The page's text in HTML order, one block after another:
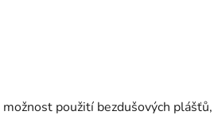
použití bezdušových